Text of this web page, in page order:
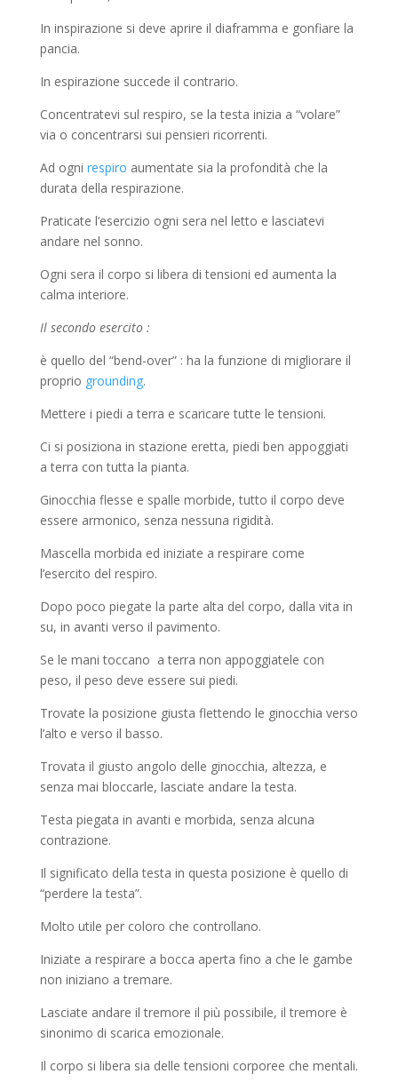
In inspirazione si deve aprire il diaframma e gonfiare la
pancia.
In espirazione succede il contrario.
Concentratevi sul respiro, se la testa inizia a “volare”
via o concentrarsi sui pensieri ricorrenti.
Ad ogni respiro aumentate sia la profondità che la
durata della respirazione.
Praticate l’esercizio ogni sera nel letto e lasciatevi
andare nel sonno.
Ogni sera il corpo si libera di tensioni ed aumenta la
calma interiore.
Il secondo esercito :
è quello del “bend-over” : ha la funzione di migliorare il
proprio grounding.
Mettere i piedi a terra e scaricare tutte le tensioni.
Ci si posiziona in stazione eretta, piedi ben appoggiati
a terra con tutta la pianta.
Ginocchia flesse e spalle morbide, tutto il corpo deve
essere armonico, senza nessuna rigidità.
Mascella morbida ed iniziate a respirare come
l’esercito del respiro.
Dopo poco piegate la parte alta del corpo, dalla vita in
su, in avanti verso il pavimento.
Se le mani toccano a terra non appoggiatele con
peso, il peso deve essere sui piedi.
Trovate la posizione giusta flettendo le ginocchia verso
l’alto e verso il basso.
Trovata il giusto angolo delle ginocchia, altezza, e
senza mai bloccarle, lasciate andare la testa.
Testa piegata in avanti e morbida, senza alcuna
contrazione.
Il significato della testa in questa posizione è quello di
“perdere la testa”.
Molto utile per coloro che controllano.
Iniziate a respirare a bocca aperta fino a che le gambe
non iniziano a tremare.
Lasciate andare il tremore il più possibile, il tremore è
sinonimo di scarica emozionale.
Il corpo si libera sia delle tensioni corporee che mentali.